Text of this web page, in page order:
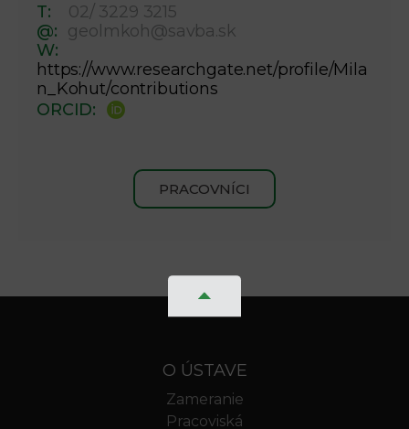
T:
02/ 3229 3215
@: geolmkoh@savba.sk
W:
https://www.researchgate.net/profile/Mila
n_Kohut/contributions
ORCID:
PRACOVNÍCI
O ÚSTAVE
Zameranie
Pracoviská